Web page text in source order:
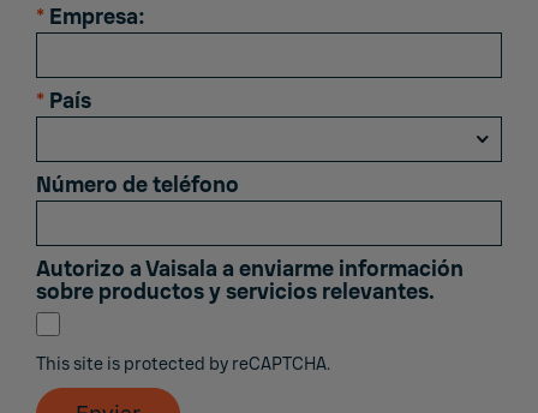
* Empresa:
* País
Número de teléfono
Autorizo ​​a Vaisala a enviarme información
sobre productos y servicios relevantes.
This site is protected by reCAPTCHA.